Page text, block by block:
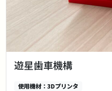
遊星歯車機構
使用機材：3Dプリンタ